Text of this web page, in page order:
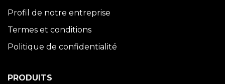
Profil de notre entreprise
Termes et conditions
Politique de confidentialité
PRODUITS